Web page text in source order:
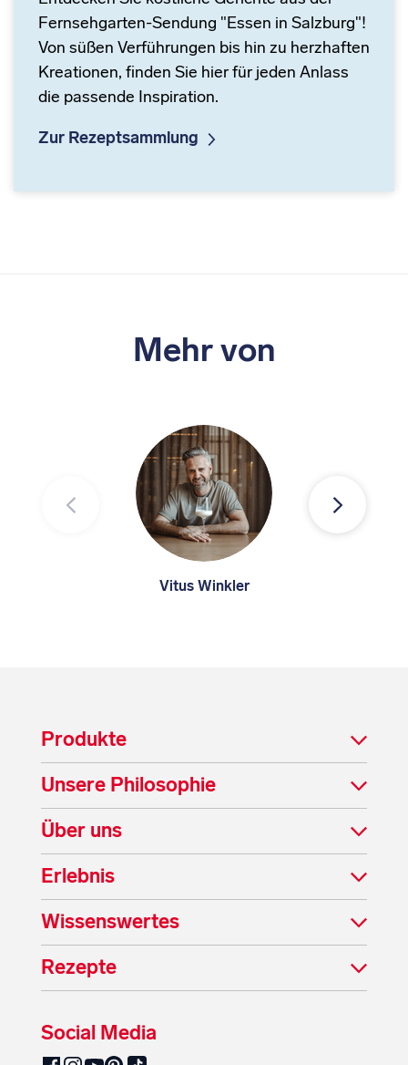
Fernsehgarten-Sendung "Essen in Salzburg"!
Von süßen Verführungen bis hin zu herzhaften
Kreationen, finden Sie hier für jeden Anlass
die passende Inspiration.
Zur Rezeptsammlung
Mehr von
Vitus Winkler
Produkte
Unsere Philosophie
Über uns
Erlebnis
Wissenswertes
Rezepte
Social Media